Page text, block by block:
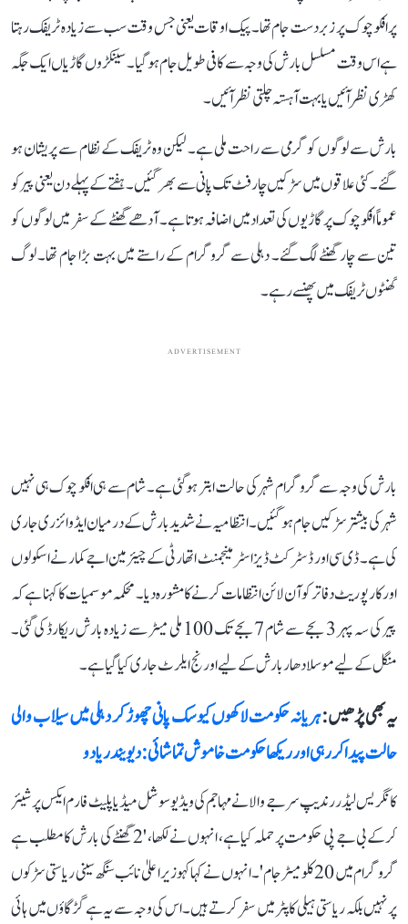
پرافکوچوک پر زبردست جام تھا۔ پیک اوقات یعنی جس وقت سب سے زیادہ ٹریفک رہتا
ہے اس وقت مسلسل بارش کی وجہ سے کافی طویل جام ہوگیا۔ سینکڑوں گاڑیاں ایک جگہ
کھڑی نظر آئیں یا بہت آہستہ چلتی نظر آئیں۔
بارش سے لوگوں کو گرمی سے راحت ملی ہے۔ لیکن وہ ٹریفک کے نظام سے پریشان ہو
گئے۔ کئی علاقوں میں سڑکیں چار فٹ تک پانی سے بھر گئیں۔ ہفتے کے پہلے دن یعنی پیر کو
عموماً افکوچوک پر گاڑیوں کی تعداد میں اضافہ ہوتا ہے۔ آدھے گھنٹے کے سفر میں لوگوں کو
تین سے چار گھنٹے لگ گئے۔ دہلی سے گروگرام کے راستے میں بہت بڑا جام تھا۔ لوگ
گھنٹوں ٹریفک میں پھنسے رہے۔
ADVERTISEMENT
بارش کی وجہ سے گروگرام شہر کی حالت ابتر ہوگئی ہے۔ شام سے ہی افکو چوک ہی نہیں
شہر کی بیشتر سڑکیں جام ہوگئیں۔ انتظامیہ نے شدید بارش کے درمیان ایڈوائزری جاری
کی ہے۔ ڈی سی اور ڈسٹرکٹ ڈیزاسٹر مینجمنٹ اتھارٹی کے چیئرمین اجے کمار نے اسکولوں
اور کارپوریٹ دفاتر کو آن لائن انتظامات کرنے کا مشورہ دیا۔ محکمہ موسمیات کا کہنا ہے کہ
پیر کی سہ پہر 3 بجے سے شام 7 بجے تک 100 ملی میٹر سے زیادہ بارش ریکارڈ کی گئی۔
منگل کے لیے موسلا دھار بارش کے لیے اورنج ایلرٹ جاری کیا گیا ہے۔
یہ بھی پڑھیں :ہریانہ حکومت لاکھوں کیوسک پانی چھوڑ کر دہلی میں سیلاب والی
حالت پیدا کر رہی اور ریکھا حکومت خاموش تماشائی: دیویندر یادو
کانگریس لیڈر رندیپ سرجے والا نے مہاجم کی ویڈیو سوشل میڈیا پلیٹ فارم ایکس پر شیئر
کرکے بی جے پی حکومت پر حملہ کیا ہے، انہوں نے لکھا، '2 گھنٹے کی بارش کا مطلب ہے
گروگرام میں 20 کلومیٹر جام'۔انہوں نے کہا کہوزیر اعلیٰ نائب سنگھ سینی ریاستی سڑکوں
پر نہیں بلکہ ریاستی ہیلی کاپٹر میں سفر کرتے ہیں۔ اس کی وجہ سے یہ ہے گڑگاؤں میں ہائی